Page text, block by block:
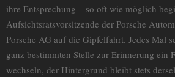
ihre Entsprechung – so oft wie möglich
Aufsichtsratsvorsitzende der Porsche
Porsche AG auf die Gipfelfahrt. Jedes Mal
ganz bestimmten Stelle zur Erinnerung ein
wechseln, der Hintergrund bleibt stets